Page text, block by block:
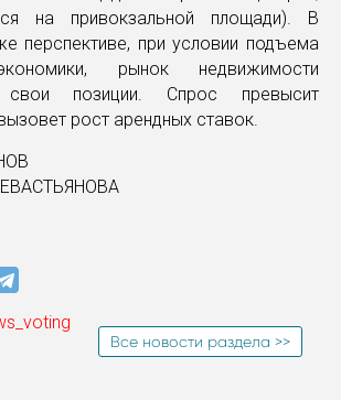
на привокзальной площади). В
перспективе, при условии подъема
рынок недвижимости
позиции. Спрос превысит
рост арендных ставок.
Все новости раздела >>